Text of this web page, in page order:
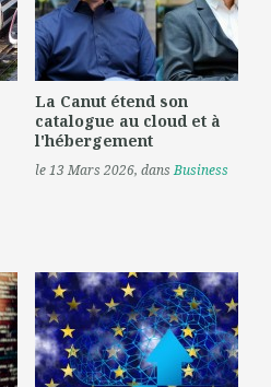
La Canut étend son
catalogue au cloud et à
l'hébergement
le 13 Mars 2026, dansBusiness